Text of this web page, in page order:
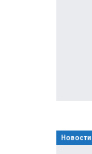
Новости